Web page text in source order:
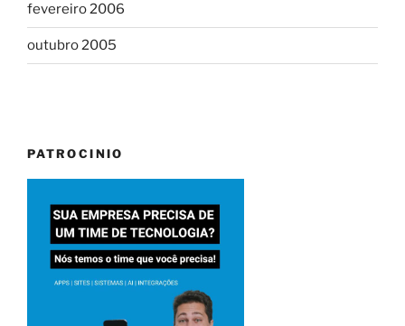
fevereiro 2006
outubro 2005
PATROCINIO